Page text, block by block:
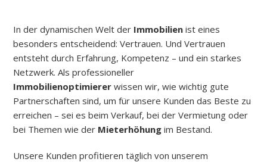
In der dynamischen Welt der Immobilien ist eines
besonders entscheidend: Vertrauen. Und Vertrauen
entsteht durch Erfahrung, Kompetenz – und ein starkes
Netzwerk. Als professioneller
Immobilienoptimierer wissen wir, wie wichtig gute
Partnerschaften sind, um für unsere Kunden das Beste zu
erreichen – sei es beim Verkauf, bei der Vermietung oder
bei Themen wie der Mieterhöhung im Bestand.
Unsere Kunden profitieren täglich von unserem